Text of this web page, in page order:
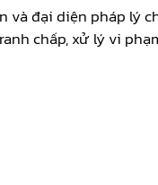
và đại diện pháp lý
chấp, xử lý vi